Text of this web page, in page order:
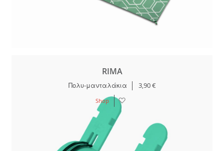
RIMA
Πολυ-μανταλάκια 3,90 €
Shop